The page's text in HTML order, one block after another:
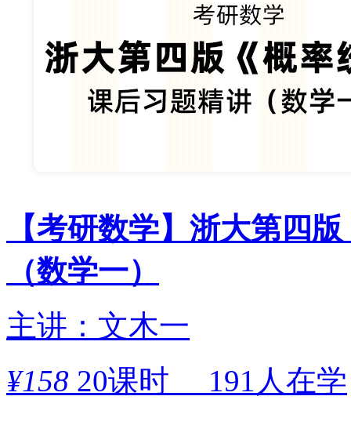
【考研数学】浙大第四
（数学一）
主讲：文木一
¥158 20课时 191人在学